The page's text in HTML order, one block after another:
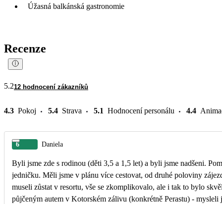
Úžasná balkánská gastronomie
Recenze
5.212 hodnocení zákazníků
4.3 Pokoj 5.4 Strava 5.1 Hodnocení personálu 4.4
6 Daniela
Byli jsme zde s rodinou (děti 3,5 a 1,5 let) a byli jsme nadšeni.
jedničku. Měli jsme v plánu více cestovat, od druhé poloviny
museli zůstat v resortu, vše se zkomplikovalo, ale i tak to bylo
půjčeným autem v Kotorském zálivu (konkrétně Perastu) - mysleli